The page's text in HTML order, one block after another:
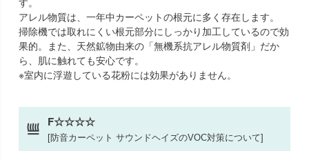
アレル物質は、一年中カーペットの根元に多く存在します。
掃除機では取れにくい根元部分にしっかり加工しているので効
果的。また、天然鉱物由来の「無機系抗アレル物質剤」だか
ら、肌に触れても安心です。
※室内に浮遊している花粉には効果がありません。
F☆☆☆☆
[防音カーペット サウンドヘイズのVOC対策について]